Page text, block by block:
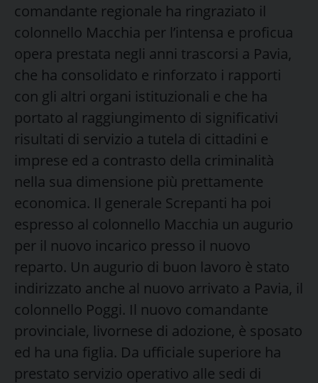
comandante regionale ha ringraziato il
colonnello Macchia per l’intensa e proficua
opera prestata negli anni trascorsi a Pavia,
che ha consolidato e rinforzato i rapporti
con gli altri organi istituzionali e che ha
portato al raggiungimento di significativi
risultati di servizio a tutela di cittadini e
imprese ed a contrasto della criminalità
nella sua dimensione più prettamente
economica. Il generale Screpanti ha poi
espresso al colonnello Macchia un augurio
per il nuovo incarico presso il nuovo
reparto. Un augurio di buon lavoro è stato
indirizzato anche al nuovo arrivato a Pavia, il
colonnello Poggi. Il nuovo comandante
provinciale, livornese di adozione, è sposato
ed ha una figlia. Da ufficiale superiore ha
prestato servizio operativo alle sedi di